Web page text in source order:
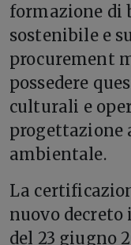
formazione di
sostenibile e
procurement
possedere
culturali e
ambientale.
La
nuovo decreto
del 23 giugno